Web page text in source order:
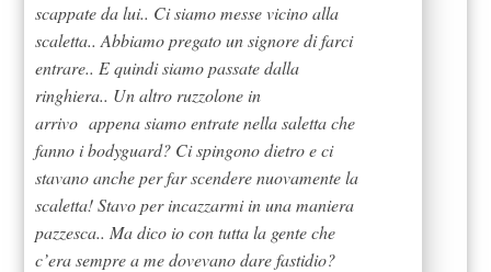
scappate da lui.. Ci siamo messe vicino alla
scaletta.. Abbiamo pregato un signore di farci
entrare.. E quindi siamo passate dalla
ringhiera.. Un altro ruzzolone in
arrivo appena siamo entrate nella saletta che
fanno i bodyguard? Ci spingono dietro e ci
stavano anche per far scendere nuovamente la
scaletta! Stavo per incazzarmi in una maniera
pazzesca.. Ma dico io con tutta la gente che
c’era sempre a me dovevano dare fastidio?